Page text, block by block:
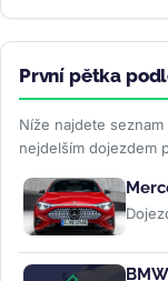
První pětka
Níže najdete
nejdelším dojezdem